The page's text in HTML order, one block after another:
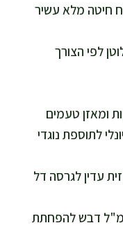
חיטה מלא עשיר
לתוספת נוגדי
עדין לגרסה דל
90 מ"ל סירופ מייפל טהור או 80 מ"ל דבש להפחתת